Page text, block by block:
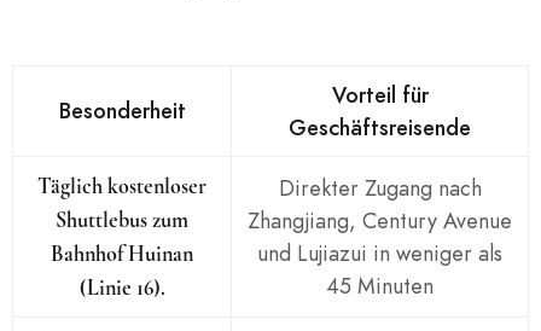
Besonderheit
Vorteil für
Geschäftsreisende
Täglich kostenloser
Shuttlebus zum
Bahnhof Huinan
(Linie 16).
Direkter Zugang nach
Zhangjiang, Century Avenue
und Lujiazui in weniger als
45 Minuten